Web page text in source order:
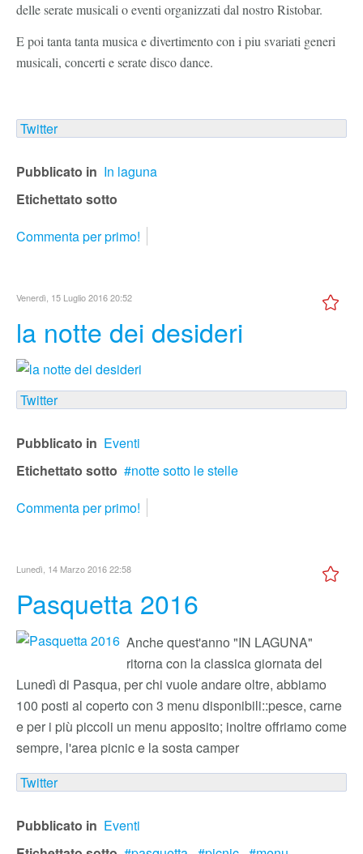
delle serate musicali o eventi organizzati dal nostro Ristobar.
E poi tanta tanta musica e divertimento con i piu svariati generi
musicali, concerti e serate disco dance.
Twitter
Pubblicato in In laguna
Etichettato sotto
Commenta per primo!
Venerdì, 15 Luglio 2016 20:52
la notte dei desideri
Twitter
Pubblicato in Eventi
Etichettato sotto
notte sotto le stelle
Commenta per primo!
Lunedì, 14 Marzo 2016 22:58
Pasquetta 2016
Anche quest'anno "IN LAGUNA"
ritorna con la classica giornata del
Lunedì di Pasqua, per chi vuole andare oltre, abbiamo
100 posti al coperto con 3 menu disponibili::pesce, carne
e per i più piccoli un menu apposito; inoltre offriamo come
sempre, l'area picnic e la sosta camper
Twitter
Pubblicato in Eventi